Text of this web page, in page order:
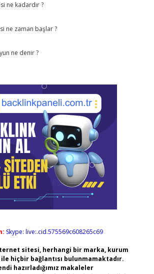
ne kadardır ?
ne zaman başlar ?
ne denir ?
Skype: live:.cid.575569c608265c69
sitesi, herhangi bir marka, kurum
hiçbir bağlantısı bulunmamaktadır.
hazırladığımız makaleler